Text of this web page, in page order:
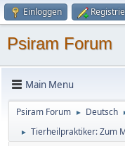
Einloggen
Psiram Forum
Main Menu
Psiram Forum ► Deutsch
► Tierheilpraktiker: Zum